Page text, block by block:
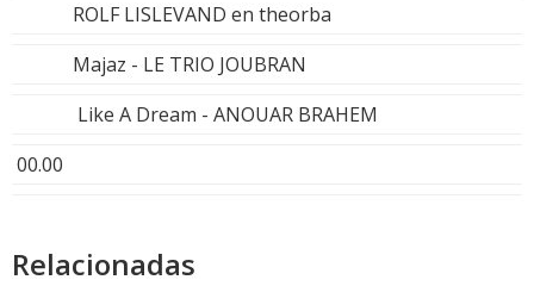
ROLF LISLEVAND en theorba
Majaz - LE TRIO JOUBRAN
Like A Dream - ANOUAR BRAHEM
00.00
Relacionadas